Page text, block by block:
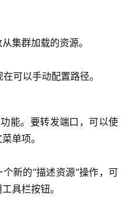
集群加载的资源。
可以手动配置路径。
能。要转发端口，可以使
单项。
新的“描述资源”操作，可
具栏按钮。